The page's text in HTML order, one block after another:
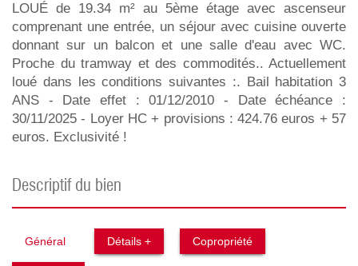
LOUÉ de 19.34 m² au 5ème étage avec ascenseur
comprenant une entrée, un séjour avec cuisine ouverte
donnant sur un balcon et une salle d'eau avec WC.
Proche du tramway et des commodités.. Actuellement
loué dans les conditions suivantes :. Bail habitation 3
ANS - Date effet : 01/12/2010 - Date échéance :
30/11/2025 - Loyer HC + provisions : 424.76 euros + 57
euros. Exclusivité !
descriptif du bien
Général Détails + Copropriété